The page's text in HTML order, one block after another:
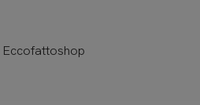
Eccofattoshop